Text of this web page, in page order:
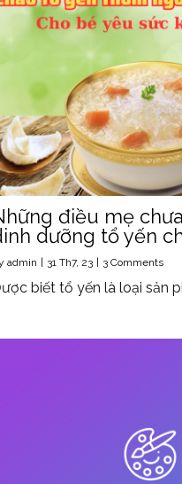
điều mẹ
dưỡng tổ yến
admin 31 Th7, 23 3 Comments
biết tổ yến là loại sản